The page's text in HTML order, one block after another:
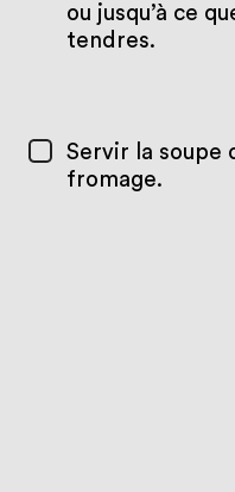
ou jusqu’à ce
tendres.
Servir la soupe
fromage.